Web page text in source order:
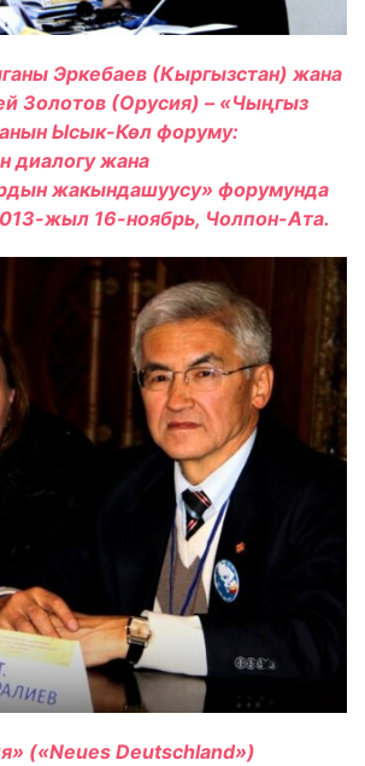
Эркебаев (Кыргызстан) жана
Золотов (Орусия) – «Чыңгыз
Ысык-Көл форуму:
диалогу жана
жакындашуусу» форумунда
жыл 16-ноябрь, Чолпон-Ата.
(«Neues Deutschland»)